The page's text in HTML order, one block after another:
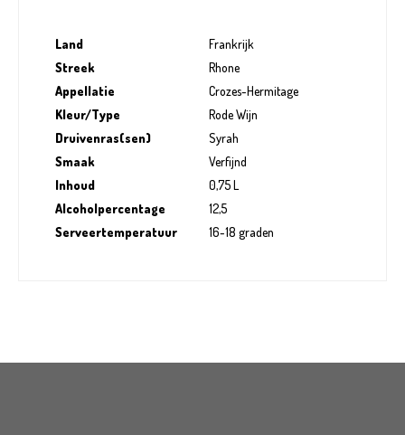
Land
Frankrijk
Streek
Rhone
Appellatie
Crozes-Hermitage
Kleur/Type
Rode Wijn
Druivenras(sen)
Syrah
Smaak
Verfijnd
Inhoud
0,75 L
Alcoholpercentage
12,5
Serveertemperatuur
16-18 graden